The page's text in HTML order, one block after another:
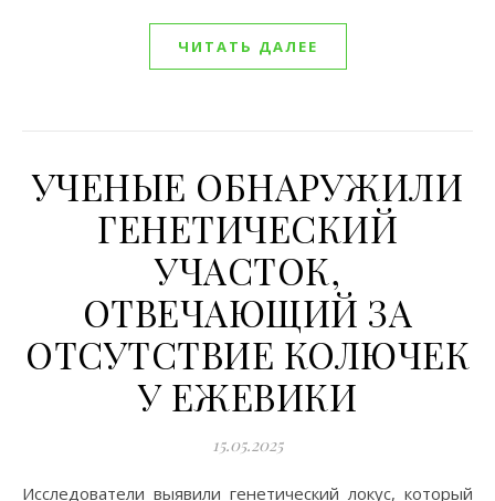
ЧИТАТЬ ДАЛЕЕ
УЧЕНЫЕ ОБНАРУЖИЛИ
ГЕНЕТИЧЕСКИЙ
УЧАСТОК,
ОТВЕЧАЮЩИЙ ЗА
ОТСУТСТВИЕ КОЛЮЧЕК
У ЕЖЕВИКИ
15.05.2025
Исследователи выявили генетический локус, который